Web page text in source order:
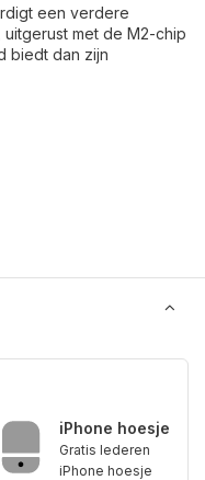
een verdere
met de M2-chip
biedt dan zijn
iPhone hoesje
Gratis lederen
iPhone hoesje